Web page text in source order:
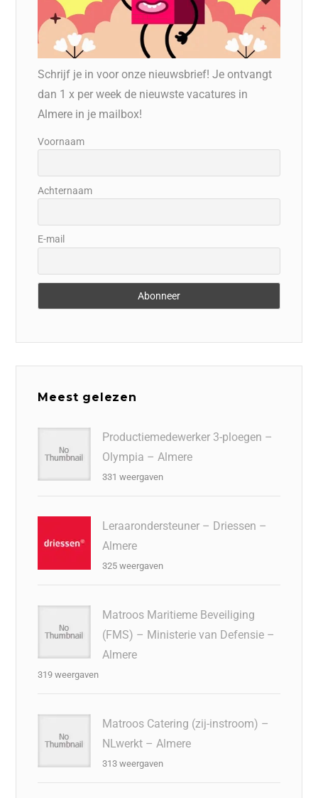
Schrijf je in voor onze nieuwsbrief! Je ontvangt
dan 1 x per week de nieuwste vacatures in
Almere in je mailbox!
Voornaam
Achternaam
E-mail
Meest gelezen
Productiemedewerker 3-ploegen –
Olympia – Almere
331 weergaven
Leraarondersteuner – Driessen –
Almere
325 weergaven
Matroos Maritieme Beveiliging
(FMS) – Ministerie van Defensie –
Almere
319 weergaven
Matroos Catering (zij-instroom) –
NLwerkt – Almere
313 weergaven